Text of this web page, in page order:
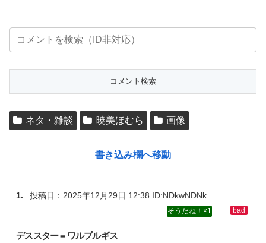
ネタ・雑談 暁美ほむら 画像
書き込み欄へ移動
投稿日： 2025年12月29日 12:38 ID:NDkwNDNk
1
デススター＝ワルプルギス‌